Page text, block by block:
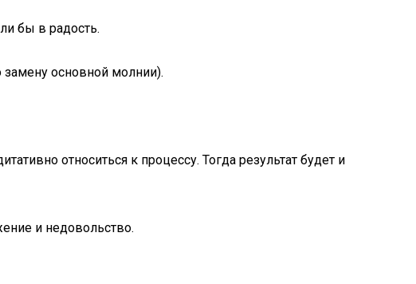
бы в радость.
основной молнии).
относиться к процессу. Тогда результат будет и
и недовольство.